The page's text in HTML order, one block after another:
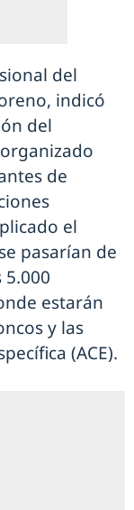
del
indicó
del
de
el
pasarían de
estarán
y las
(ACE).